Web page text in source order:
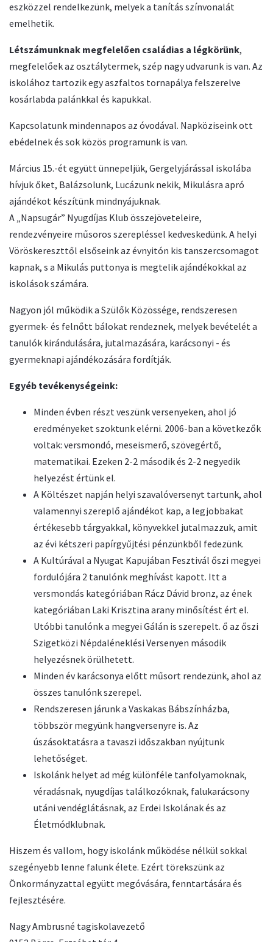
eszközzel rendelkezünk, melyek a tanítás színvonalát
emelhetik.
Létszámunknak megfelelően családias a légkörünk,
megfelelőek az osztálytermek, szép nagy udvarunk is van. Az
iskolához tartozik egy aszfaltos tornapálya felszerelve
kosárlabda palánkkal és kapukkal.
Kapcsolatunk mindennapos az óvodával. Napköziseink ott
ebédelnek és sok közös programunk is van.
Március 15.-ét együtt ünnepeljük, Gergelyjárással iskolába
hívjuk őket, Balázsolunk, Lucázunk nekik, Mikulásra apró
ajándékot készítünk mindnyájuknak.
A „Napsugár” Nyugdíjas Klub összejöveteleire,
rendezvényeire műsoros szerepléssel kedveskedünk. A helyi
Vöröskereszttől elsőseink az évnyitón kis tanszercsomagot
kapnak, s a Mikulás puttonya is megtelik ajándékokkal az
iskolások számára.
Nagyon jól működik a Szülők Közössége, rendszeresen
gyermek- és felnőtt bálokat rendeznek, melyek bevételét a
tanulók kirándulására, jutalmazására, karácsonyi - és
gyermeknapi ajándékozására fordítják.
Egyéb tevékenységeink:
Minden évben részt veszünk versenyeken, ahol jó
eredményeket szoktunk elérni. 2006-ban a következők
voltak: versmondó, meseismerő, szövegértő,
matematikai. Ezeken 2-2 második és 2-2 negyedik
helyezést értünk el.
A Költészet napján helyi szavalóversenyt tartunk, ahol
valamennyi szereplő ajándékot kap, a legjobbakat
értékesebb tárgyakkal, könyvekkel jutalmazzuk, amit
az évi kétszeri papírgyűjtési pénzünkből fedezünk.
A Kultúrával a Nyugat Kapujában Fesztivál őszi megyei
fordulójára 2 tanulónk meghívást kapott. Itt a
versmondás kategóriában Rácz Dávid bronz, az ének
kategóriában Laki Krisztina arany minősítést ért el.
Utóbbi tanulónk a megyei Gálán is szerepelt. ő az őszi
Szigetközi Népdaléneklési Versenyen második
helyezésnek örülhetett.
Minden év karácsonya előtt műsort rendezünk, ahol az
összes tanulónk szerepel.
Rendszeresen járunk a Vaskakas Bábszínházba,
többször megyünk hangversenyre is. Az
úszásoktatásra a tavaszi időszakban nyújtunk
lehetőséget.
Iskolánk helyet ad még különféle tanfolyamoknak,
véradásnak, nyugdíjas találkozóknak, falukarácsony
utáni vendéglátásnak, az Erdei Iskolának és az
Életmódklubnak.
Hiszem és vallom, hogy iskolánk működése nélkül sokkal
szegényebb lenne falunk élete. Ezért törekszünk az
Önkormányzattal együtt megóvására, fenntartására és
fejlesztésére.
Nagy Ambrusné tagiskolavezető